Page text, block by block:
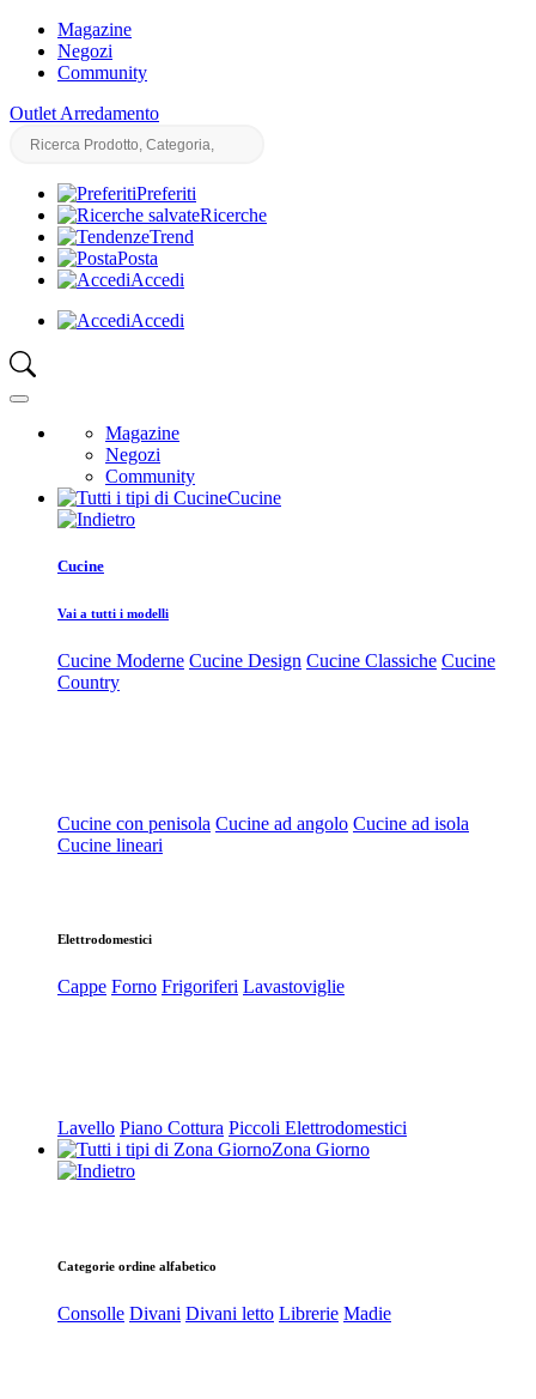
Magazine
Negozi
Community
Outlet Arredamento
Preferiti
Ricerche
Trend
Posta
Accedi
Accedi
Magazine
Negozi
Community
Cucine
Cucine
Vai a tutti i modelli
Cucine Moderne Cucine Design Cucine Classiche Cucine
Country
Cucine con penisola Cucine ad angolo Cucine ad isola
Cucine lineari
Elettrodomestici
Cappe Forno Frigoriferi Lavastoviglie
Lavello Piano Cottura Piccoli Elettrodomestici
Zona Giorno
Categorie ordine alfabetico
Consolle Divani Divani letto Librerie Madie